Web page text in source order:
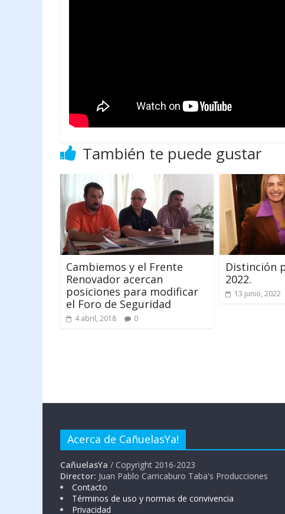
También te puede gustar
Cambiemos y el Frente
Renovador acercan
posiciones para modificar
el Foro de Seguridad
4 abril, 2018 0
Distinción
2022.
13 junio, 2022
Acerca de CañuelasYa!
CañuelasYa / Copyright 2016-2023
Director: Juan Pablo Carricaburo Taba's Producciones
Contacto
Términos de uso y normas de convivencia
Privacidad